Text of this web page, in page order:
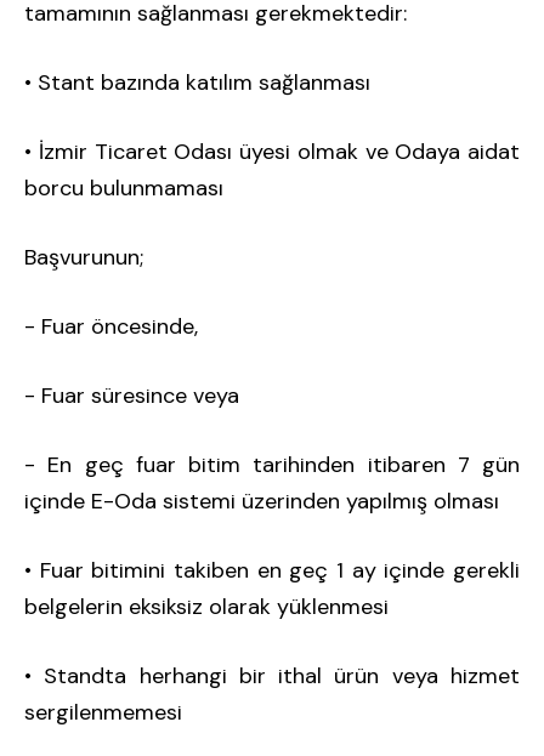
tamamının sağlanması gerekmektedir:
• Stant bazında katılım sağlanması
• İzmir Ticaret Odası üyesi olmak ve Odaya aidat
borcu bulunmaması
Başvurunun;
- Fuar öncesinde,
- Fuar süresince veya
- En geç fuar bitim tarihinden itibaren 7 gün
içinde E-Oda sistemi üzerinden yapılmış olması
• Fuar bitimini takiben en geç 1 ay içinde gerekli
belgelerin eksiksiz olarak yüklenmesi
• Standta herhangi bir ithal ürün veya hizmet
sergilenmemesi